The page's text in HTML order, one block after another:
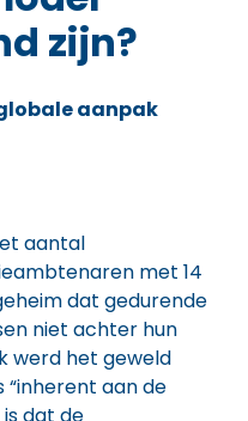
zijn?
aanpak
aantal
met 14
dat gedurende
niet achter hun
werd het geweld
aan de